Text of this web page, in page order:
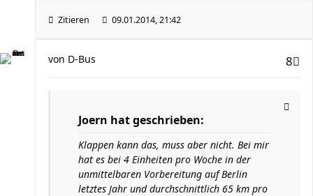
Zitieren 09.01.2014, 21:42
8
von D-Bus
Joern hat geschrieben:
Klappen kann das, muss aber nicht. Bei mir
hat es bei 4 Einheiten pro Woche in der
unmittelbaren Vorbereitung auf Berlin
letztes Jahr und durchschnittlich 65 km pro